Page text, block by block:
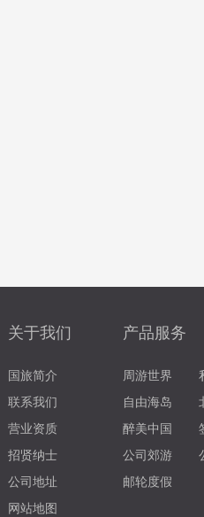
关于我们
国旅简介
联系我们
营业资质
招贤纳士
公司地址
网站地图
产品服务
周游世界
自由海岛
醉美中国
公司郊游
邮轮度假